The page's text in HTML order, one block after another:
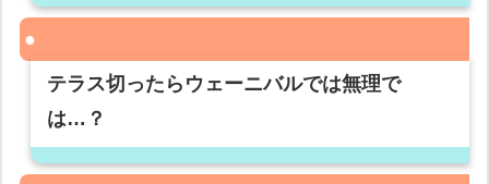
テラス切ったらウェーニバルでは無理で
は…？